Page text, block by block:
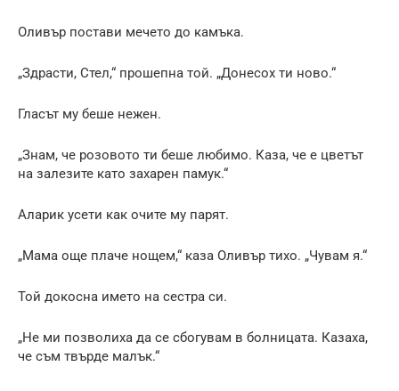
Оливър постави мечето до камъка.
„Здрасти, Стел,“ прошепна той. „Донесох ти ново.“
Гласът му беше нежен.
„Знам, че розовото ти беше любимо. Каза, че е цветът
на залезите като захарен памук.“
Аларик усети как очите му парят.
„Мама още плаче нощем,“ каза Оливър тихо. „Чувам я.“
Той докосна името на сестра си.
„Не ми позволиха да се сбогувам в болницата. Казаха,
че съм твърде малък.“